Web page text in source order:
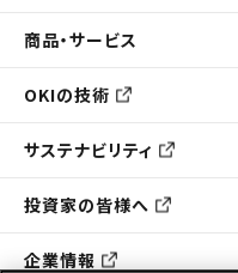
商品・サービス
OKIの技術
サステナビリティ
投資家の皆様へ
企業情報